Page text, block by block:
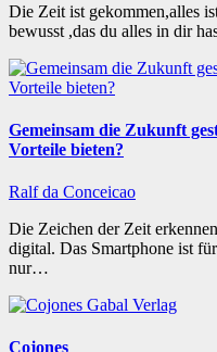
Die Zeit ist gekommen,alles
bewusst ,das du alles in dir
Gemeinsam die Zukunft
Vorteile bieten?
Ralf da Conceicao
Die Zeichen der Zeit
digital. Das Smartphone ist
nur…
Cojones